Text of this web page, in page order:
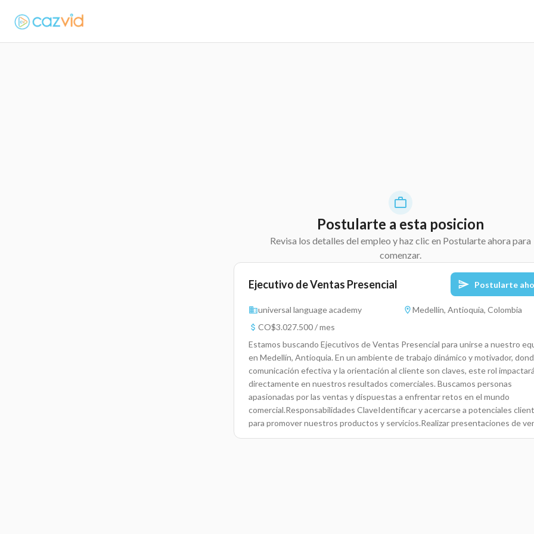
Postularte a esta posicion
Revisa los detalles del empleo y haz clic en Postularte ahora para
comenzar.
Ejecutivo de Ventas Presencial Postularte
universal language academy
Medellín, Antioquia, Colombia
CO$3.027.500 / mes
Estamos buscando Ejecutivos de Ventas Presencial para unirse a nuestro
en Medellín, Antioquia. En un ambiente de trabajo dinámico y motivador,
comunicación efectiva y la orientación al cliente son claves, este rol impactará
directamente en nuestros resultados comerciales. Buscamos personas
apasionadas por las ventas y dispuestas a enfrentar retos en el mundo
comercial.Responsabilidades ClaveIdentificar y acercarse a potenciales
para promover nuestros productos y servicios.Realizar presentaciones de
efectivas adaptadas a las necesidades del cliente.Manejar objeciones y cerrar